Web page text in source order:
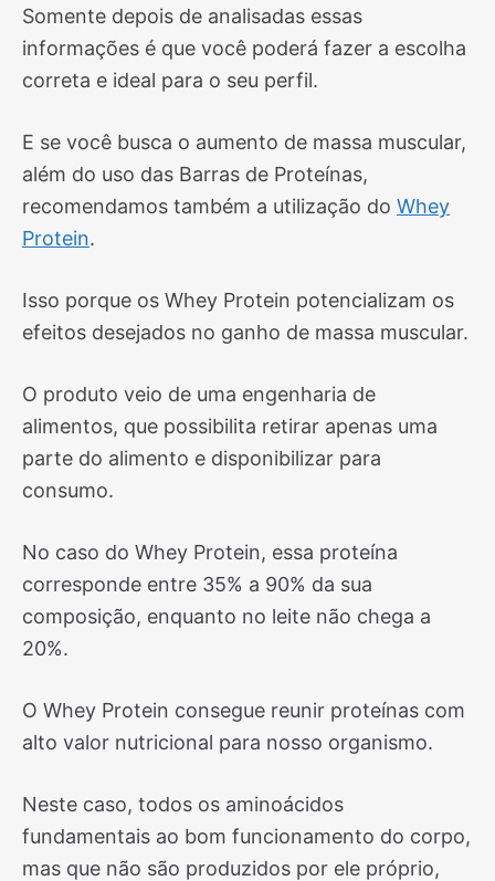
Somente depois de analisadas essas
informações é que você poderá fazer a escolha
correta e ideal para o seu perfil.
E se você busca o aumento de massa muscular,
além do uso das Barras de Proteínas,
recomendamos também a utilização do Whey
Protein.
Isso porque os Whey Protein potencializam os
efeitos desejados no ganho de massa muscular.
O produto veio de uma engenharia de
alimentos, que possibilita retirar apenas uma
parte do alimento e disponibilizar para
consumo.
No caso do Whey Protein, essa proteína
corresponde entre 35% a 90% da sua
composição, enquanto no leite não chega a
20%.
O Whey Protein consegue reunir proteínas com
alto valor nutricional para nosso organismo.
Neste caso, todos os aminoácidos
fundamentais ao bom funcionamento do corpo,
mas que não são produzidos por ele próprio,